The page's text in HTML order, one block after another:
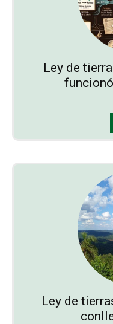
Ley de
Ley de